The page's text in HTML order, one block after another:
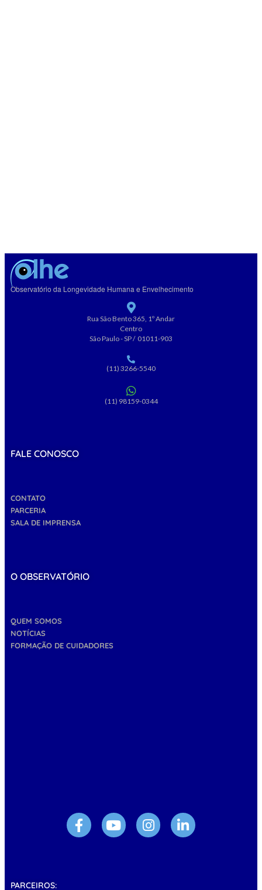
Observatório da Longevidade Humana e Envelhecimento
Rua São Bento 365, 1º Andar
Centro
São Paulo - SP / 01011-903
(11) 3266-5540
(11) 98159-0344
FALE CONOSCO
CONTATO
PARCERIA
SALA DE IMPRENSA
O OBSERVATÓRIO
QUEM SOMOS
NOTÍCIAS
FORMAÇÃO DE CUIDADORES
PARCEIROS: